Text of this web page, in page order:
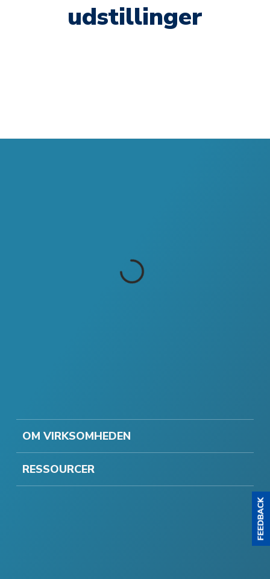
udstillinger
OM VIRKSOMHEDEN
RESSOURCER